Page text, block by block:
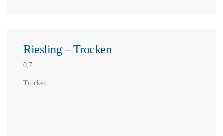
Riesling – Trocken
0,7
Trocken